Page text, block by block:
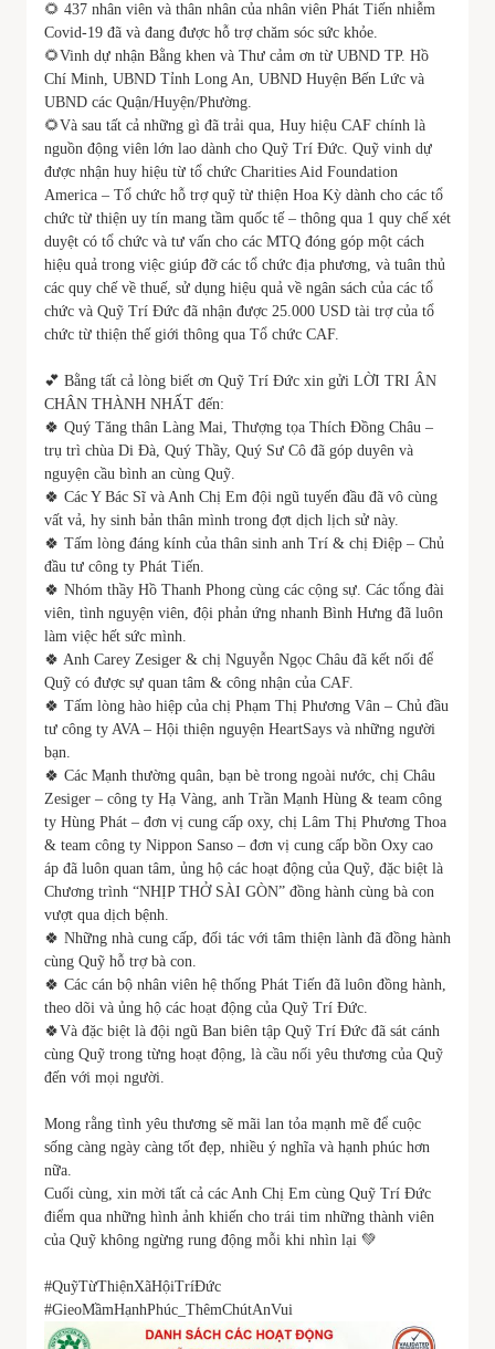
🌻 437 nhân viên và thân nhân của nhân viên Phát Tiến nhiễm
Covid-19 đã và đang được hỗ trợ chăm sóc sức khỏe.
🌻Vinh dự nhận Bằng khen và Thư cảm ơn từ UBND TP. Hồ
Chí Minh, UBND Tỉnh Long An, UBND Huyện Bến Lức và
UBND các Quận/Huyện/Phường.
🌻Và sau tất cả những gì đã trải qua, Huy hiệu CAF chính là
nguồn động viên lớn lao dành cho Quỹ Trí Đức. Quỹ vinh dự
được nhận huy hiệu từ tổ chức Charities Aid Foundation
America – Tổ chức hỗ trợ quỹ từ thiện Hoa Kỳ dành cho các tổ
chức từ thiện uy tín mang tầm quốc tế – thông qua 1 quy chế xét
duyệt có tổ chức và tư vấn cho các MTQ đóng góp một cách
hiệu quả trong việc giúp đỡ các tổ chức địa phương, và tuân thủ
các quy chế về thuế, sử dụng hiệu quả về ngân sách của các tổ
chức và Quỹ Trí Đức đã nhận được 25.000 USD tài trợ của tổ
chức từ thiện thế giới thông qua Tổ chức CAF.
💕 Bằng tất cả lòng biết ơn Quỹ Trí Đức xin gửi LỜI TRI ÂN
CHÂN THÀNH NHẤT đến:
🍀 Quý Tăng thân Làng Mai, Thượng tọa Thích Đồng Châu –
trụ trì chùa Di Đà, Quý Thầy, Quý Sư Cô đã góp duyên và
nguyện cầu bình an cùng Quỹ.
🍀 Các Y Bác Sĩ và Anh Chị Em đội ngũ tuyến đầu đã vô cùng
vất vả, hy sinh bản thân mình trong đợt dịch lịch sử này.
🍀 Tấm lòng đáng kính của thân sinh anh Trí & chị Điệp – Chủ
đầu tư công ty Phát Tiến.
🍀 Nhóm thầy Hồ Thanh Phong cùng các cộng sự. Các tổng đài
viên, tình nguyện viên, đội phản ứng nhanh Bình Hưng đã luôn
làm việc hết sức mình.
🍀 Anh Carey Zesiger & chị Nguyễn Ngọc Châu đã kết nối để
Quỹ có được sự quan tâm & công nhận của CAF.
🍀 Tấm lòng hào hiệp của chị Phạm Thị Phương Vân – Chủ đầu
tư công ty AVA – Hội thiện nguyện HeartSays và những người
bạn.
🍀 Các Mạnh thường quân, bạn bè trong ngoài nước, chị Châu
Zesiger – công ty Hạ Vàng, anh Trần Mạnh Hùng & team công
ty Hùng Phát – đơn vị cung cấp oxy, chị Lâm Thị Phương Thoa
& team công ty Nippon Sanso – đơn vị cung cấp bồn Oxy cao
áp đã luôn quan tâm, ủng hộ các hoạt động của Quỹ, đặc biệt là
Chương trình “NHỊP THỞ SÀI GÒN” đồng hành cùng bà con
vượt qua dịch bệnh.
🍀 Những nhà cung cấp, đối tác với tâm thiện lành đã đồng hành
cùng Quỹ hỗ trợ bà con.
🍀 Các cán bộ nhân viên hệ thống Phát Tiến đã luôn đồng hành,
theo dõi và ủng hộ các hoạt động của Quỹ Trí Đức.
🍀Và đặc biệt là đội ngũ Ban biên tập Quỹ Trí Đức đã sát cánh
cùng Quỹ trong từng hoạt động, là cầu nối yêu thương của Quỹ
đến với mọi người.
Mong rằng tình yêu thương sẽ mãi lan tỏa mạnh mẽ để cuộc
sống càng ngày càng tốt đẹp, nhiều ý nghĩa và hạnh phúc hơn
nữa.
Cuối cùng, xin mời tất cả các Anh Chị Em cùng Quỹ Trí Đức
điểm qua những hình ảnh khiến cho trái tim những thành viên
của Quỹ không ngừng rung động mỗi khi nhìn lại 💚
#QuỹTừThiệnXãHộiTríĐức
#GieoMầmHạnhPhúc_ThêmChútAnVui